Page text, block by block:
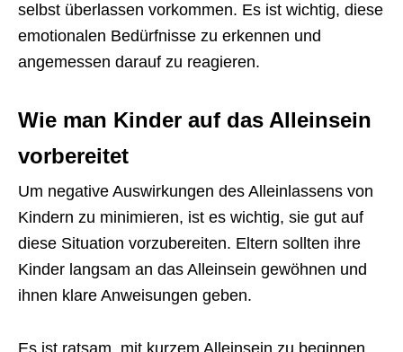
selbst überlassen vorkommen. Es ist wichtig, diese
emotionalen Bedürfnisse zu erkennen und
angemessen darauf zu reagieren.
Wie man Kinder auf das Alleinsein
vorbereitet
Um negative Auswirkungen des Alleinlassens von
Kindern zu minimieren, ist es wichtig, sie gut auf
diese Situation vorzubereiten. Eltern sollten ihre
Kinder langsam an das Alleinsein gewöhnen und
ihnen klare Anweisungen geben.
Es ist ratsam, mit kurzem Alleinsein zu beginnen